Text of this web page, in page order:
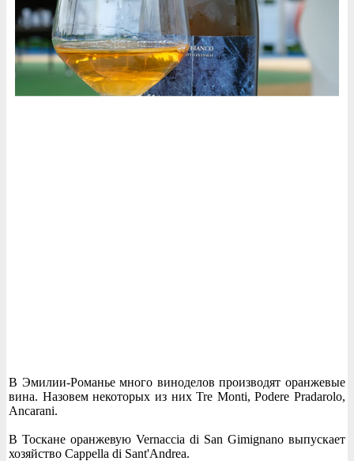
В Эмилии-Романье много виноделов производят оранжевые
вина. Назовем некоторых из них Tre Monti, Podere Pradarolo,
Ancarani.
В Тоскане оранжевую Vernaccia di San Gimignano выпускает
хозяйство Cappella di Sant'Andrea.